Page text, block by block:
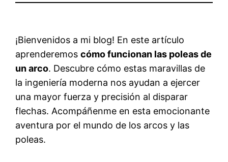
¡Bienvenidos a mi blog! En este artículo
aprenderemoscómo funcionan las poleas de
un arco. Descubre cómo estas maravillas de
la ingeniería moderna nos ayudan a ejercer
una mayor fuerza y precisión al disparar
flechas. Acompáñenme en esta emocionante
aventura por el mundo de los arcos y las
poleas.